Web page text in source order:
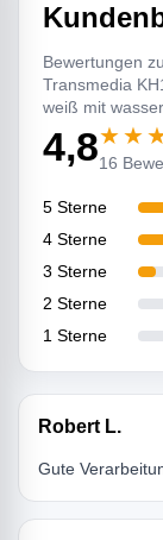
Bewertungen
Transmedia
weiß mit
4,816
5 Sterne
4 Sterne
3 Sterne
2 Sterne
1 Sterne
Robert L.
Gute